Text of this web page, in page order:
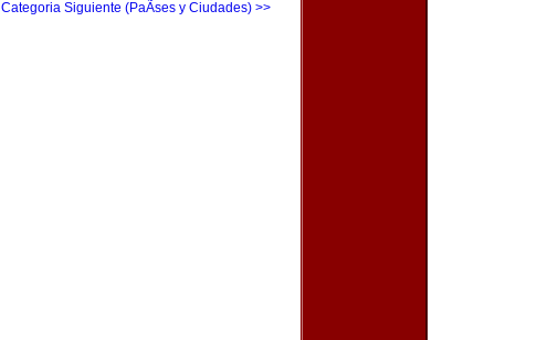
Categoria Siguiente (PaÃ­ses y Ciudades) >>